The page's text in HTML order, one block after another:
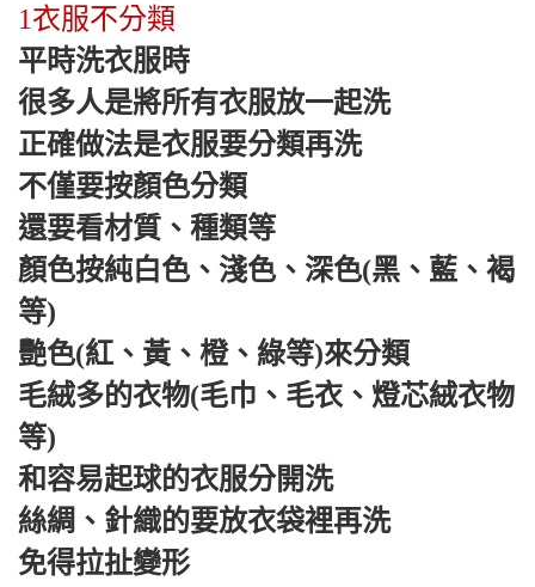
1衣服不分類
平時洗衣服時
很多人是將所有衣服放一起洗
正確做法是衣服要分類再洗
不僅要按顏色分類
還要看材質、種類等
顏色按純白色、淺色、深色(黑、藍、褐
等)
艷色(紅、黃、橙、綠等)來分類
毛絨多的衣物(毛巾、毛衣、燈芯絨衣物
等)
和容易起球的衣服分開洗
絲綢、針織的要放衣袋裡再洗
免得拉扯變形